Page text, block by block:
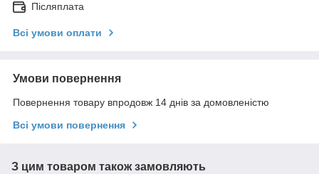
Післяплата
Всі умови оплати
Умови повернення
Повернення товару впродовж 14 днів за домовленістю
Всі умови повернення
З цим товаром також замовляють